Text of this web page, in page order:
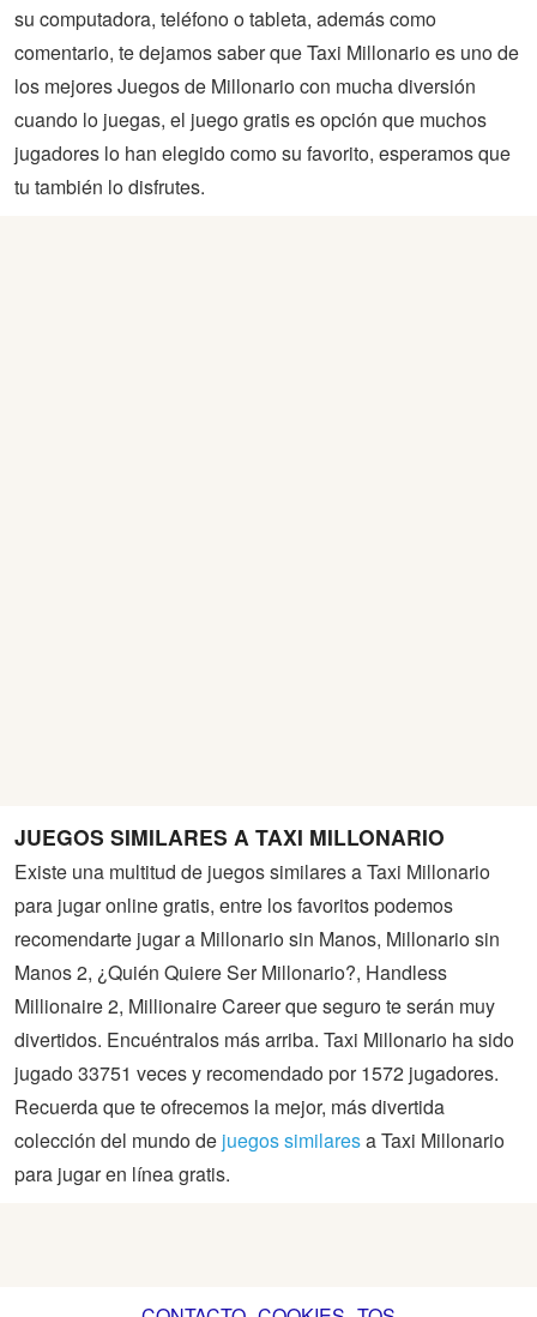
su computadora, teléfono o tableta, además como
comentario, te dejamos saber que Taxi Millonario es uno de
los mejores Juegos de Millonario con mucha diversión
cuando lo juegas, el juego gratis es opción que muchos
jugadores lo han elegido como su favorito, esperamos que
tu también lo disfrutes.
JUEGOS SIMILARES A TAXI MILLONARIO
Existe una multitud de juegos similares a Taxi Millonario
para jugar online gratis, entre los favoritos podemos
recomendarte jugar a Millonario sin Manos, Millonario sin
Manos 2, ¿Quién Quiere Ser Millonario?, Handless
Millionaire 2, Millionaire Career que seguro te serán muy
divertidos. Encuéntralos más arriba. Taxi Millonario ha sido
jugado 33751 veces y recomendado por 1572 jugadores.
Recuerda que te ofrecemos la mejor, más divertida
colección del mundo de juegos similaresa Taxi Millonario
para jugar en línea gratis.